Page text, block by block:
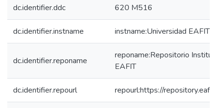
dc.identifier.ddc 620 M516
dc.identifier.instname instname:Universidad EAFIT
dc.identifier.reponame
reponame:Repositorio
EAFIT
dc.identifier.repourl repourl:https://